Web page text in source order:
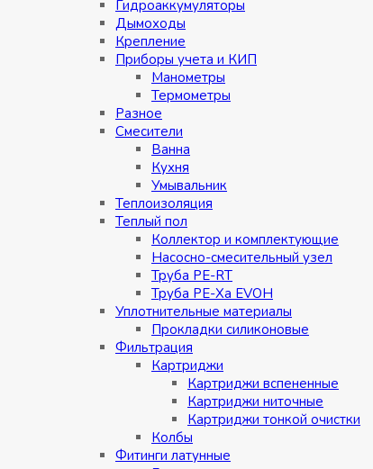
Гидроаккумуляторы
Дымоходы
Крепление
Приборы учета и КИП
Манометры
Термометры
Разное
Смесители
Ванна
Кухня
Умывальник
Теплоизоляция
Теплый пол
Коллектор и комплектующие
Насосно-смесительный узел
Труба PE-RT
Труба PE-Xa EVOH
Уплотнительные материалы
Прокладки силиконовые
Фильтрация
Картриджи
Картриджи вспененные
Картриджи ниточные
Картриджи тонкой очистки
Колбы
Фитинги латунные